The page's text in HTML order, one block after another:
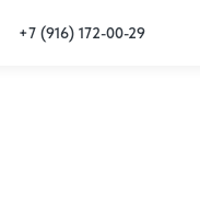
+7 (916) 172-00-29